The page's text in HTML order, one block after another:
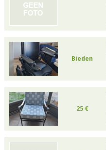
Bieden
25 €